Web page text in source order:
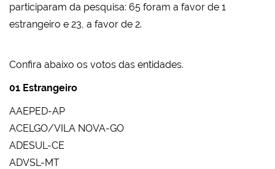
participaram da pesquisa: 65 foram a favor de 1
estrangeiro e 23, a favor de 2.
Confira abaixo os votos das entidades.
01 Estrangeiro
AAEPED-AP
ACELGO/VILA NOVA-GO
ADESUL-CE
ADVSL-MT